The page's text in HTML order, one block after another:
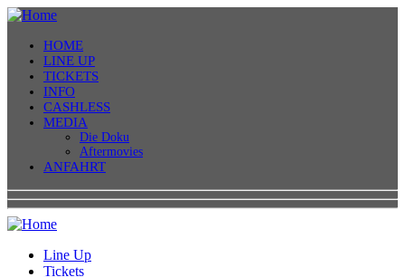
HOME
LINE UP
TICKETS
INFO
CASHLESS
MEDIA
Die Doku
Aftermovies
ANFAHRT
Line Up
Tickets